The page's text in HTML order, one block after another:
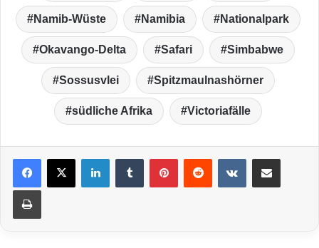
Namib-Wüste Namibia Nationalpark
Okavango-Delta Safari Simbabwe
Sossusvlei Spitzmaulnashörner
südliche Afrika Victoriafälle